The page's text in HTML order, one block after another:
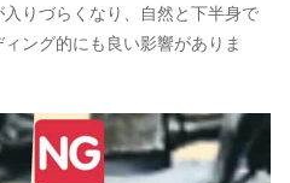
りづらくなり、自然と下半身で
ング的にも良い影響がありま